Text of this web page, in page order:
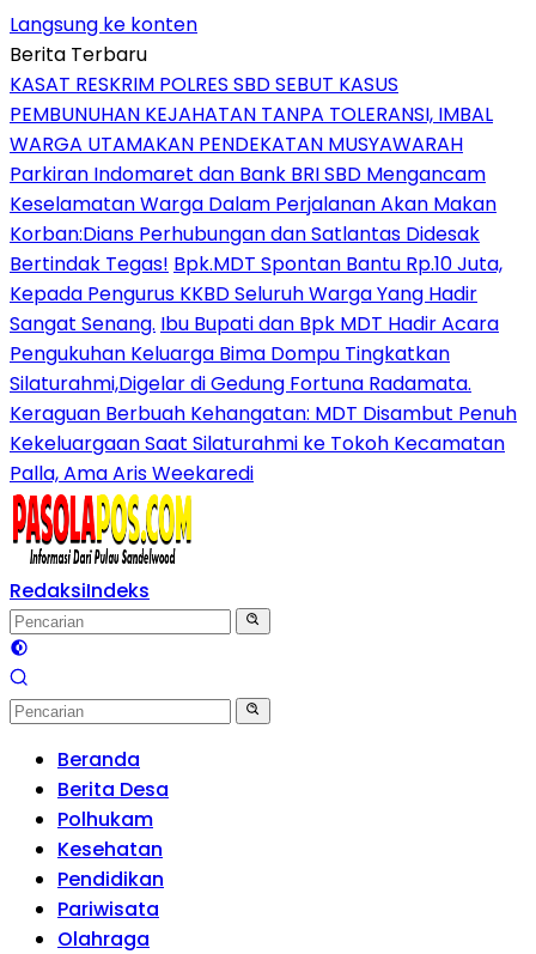
Langsung ke konten
Berita Terbaru
KASAT RESKRIM POLRES SBD SEBUT KASUS
PEMBUNUHAN KEJAHATAN TANPA TOLERANSI, IMBAL
WARGA UTAMAKAN PENDEKATAN MUSYAWARAH
Parkiran Indomaret dan Bank BRI SBD Mengancam
Keselamatan Warga Dalam Perjalanan Akan Makan
Korban:Dians Perhubungan dan Satlantas Didesak
Bertindak Tegas! Bpk.MDT Spontan Bantu Rp.10 Juta,
Kepada Pengurus KKBD Seluruh Warga Yang Hadir
Sangat Senang. Ibu Bupati dan Bpk MDT Hadir Acara
Pengukuhan Keluarga Bima Dompu Tingkatkan
Silaturahmi,Digelar di Gedung Fortuna Radamata.
Keraguan Berbuah Kehangatan: MDT Disambut Penuh
Kekeluargaan Saat Silaturahmi ke Tokoh Kecamatan
Palla, Ama Aris Weekaredi
RedaksiIndeks
Beranda
Berita Desa
Polhukam
Kesehatan
Pendidikan
Pariwisata
Olahraga